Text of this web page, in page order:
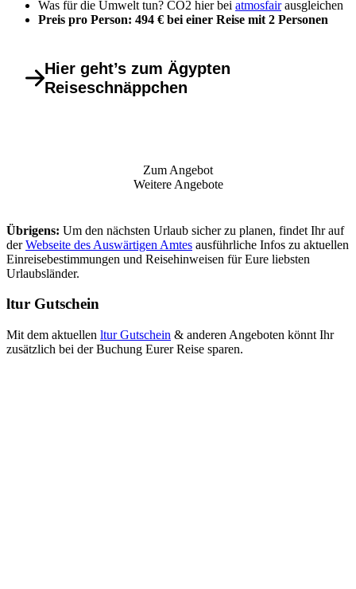
Was für die Umwelt tun? CO2 hier bei atmosfairausgleichen
Preis pro Person: 494 € bei einer Reise mit 2 Personen
Hier geht’s zum Ägypten
Reiseschnäppchen
Zum Angebot
Weitere Angebote
Übrigens: Um den nächsten Urlaub sicher zu planen, findet Ihr auf
derWebseite des Auswärtigen Amtes ausführliche Infos zu aktuellen
Einreisebestimmungen und Reisehinweisen für Eure liebsten
Urlaubsländer.
ltur Gutschein
Mit dem aktuellen ltur Gutschein & anderen Angeboten könnt Ihr
zusätzlich bei der Buchung Eurer Reise sparen.